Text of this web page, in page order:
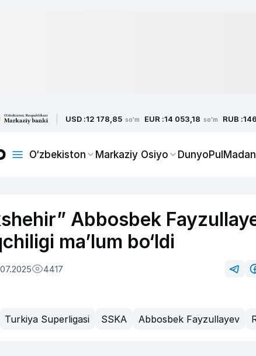
USD :12 178,85 so'm EUR :14 053,18 so'm RUB :
O‘zbekiston Markaziy Osiyo DunyoPul
Abbosbek
ma’lum bo‘ldi
4417
Turkiya Superligasi SSKA Abbosbek Fayzullayev